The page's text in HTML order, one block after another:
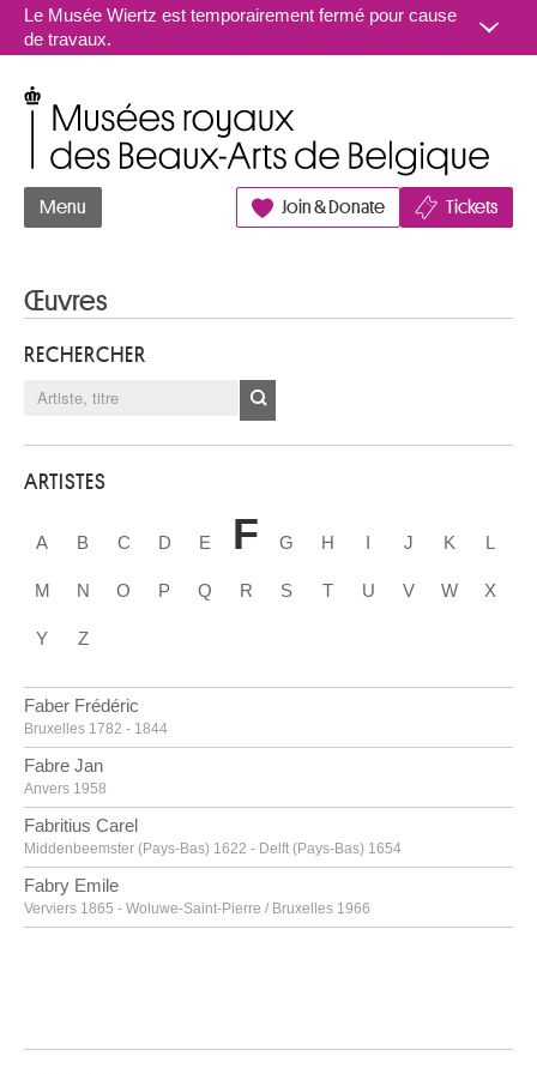
Aller au contenu
Le Musée Wiertz est temporairement fermé pour cause
de travaux.
Menu Join & Donate Tickets
Œuvres
RECHERCHER
ARTISTES
A B C D E F G H I J K L
M N O P Q R S T U V W X
Y Z
Faber Frédéric
Bruxelles 1782 - 1844
Fabre Jan
Anvers 1958
Fabritius Carel
Middenbeemster (Pays-Bas) 1622 - Delft (Pays-Bas) 1654
Fabry Emile
Verviers 1865 - Woluwe-Saint-Pierre / Bruxelles 1966